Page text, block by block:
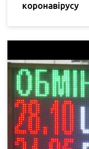
коронавірусу